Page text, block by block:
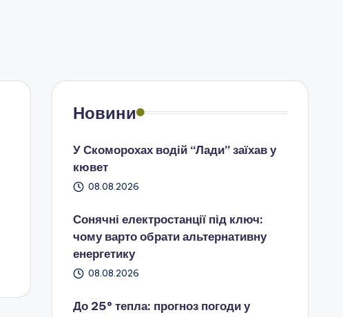
Новини
У Скоморохах водій “Лади” заїхав у
кювет
08.08.2026
Сонячні електростанції під ключ:
чому варто обрати альтернативну
енергетику
08.08.2026
До 25° тепла: прогноз погоди у